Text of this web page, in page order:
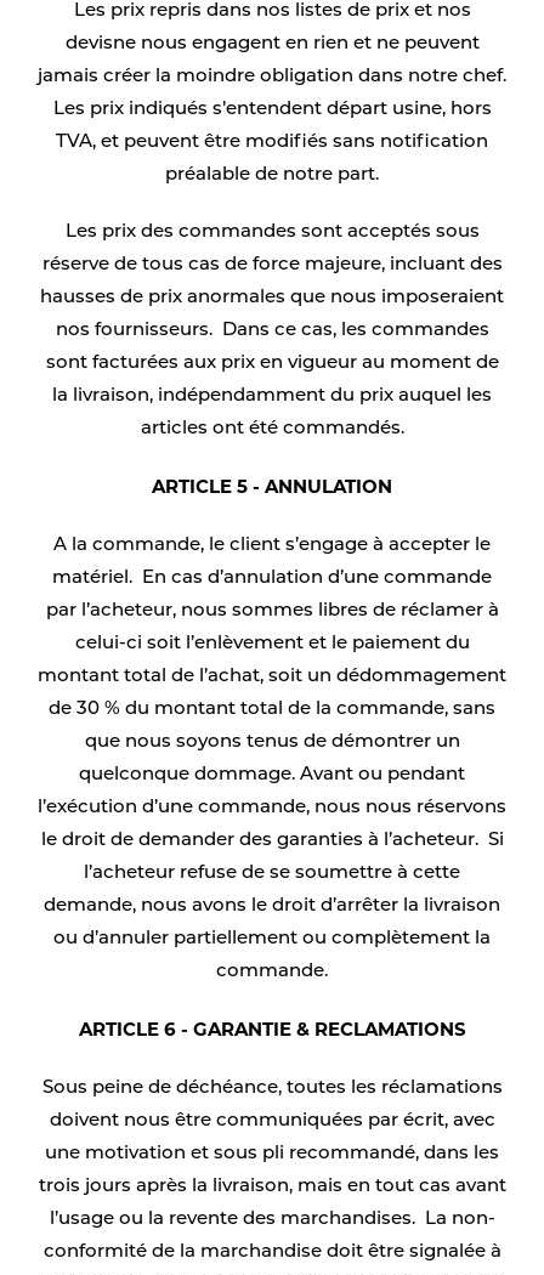
Les prix repris dans nos listes de prix et nos
devisne nous engagent en rien et ne peuvent
jamais créer la moindre obligation dans notre chef.
Les prix indiqués s’entendent départ usine, hors
TVA, et peuvent être modifiés sans notification
préalable de notre part.
Les prix des commandes sont acceptés sous
réserve de tous cas de force majeure, incluant des
hausses de prix anormales que nous imposeraient
nos fournisseurs. Dans ce cas, les commandes
sont facturées aux prix en vigueur au moment de
la livraison, indépendamment du prix auquel les
articles ont été commandés.
ARTICLE 5 - ANNULATION
A la commande, le client s’engage à accepter le
matériel. En cas d’annulation d’une commande
par l’acheteur, nous sommes libres de réclamer à
celui-ci soit l’enlèvement et le paiement du
montant total de l’achat, soit un dédommagement
de 30 % du montant total de la commande, sans
que nous soyons tenus de démontrer un
quelconque dommage. Avant ou pendant
l’exécution d’une commande, nous nous réservons
le droit de demander des garanties à l’acheteur. Si
l’acheteur refuse de se soumettre à cette
demande, nous avons le droit d’arrêter la livraison
ou d’annuler partiellement ou complètement la
commande.
ARTICLE 6 - GARANTIE & RECLAMATIONS
Sous peine de déchéance, toutes les réclamations
doivent nous être communiquées par écrit, avec
une motivation et sous pli recommandé, dans les
trois jours après la livraison, mais en tout cas avant
l’usage ou la revente des marchandises. La non-
conformité de la marchandise doit être signalée à